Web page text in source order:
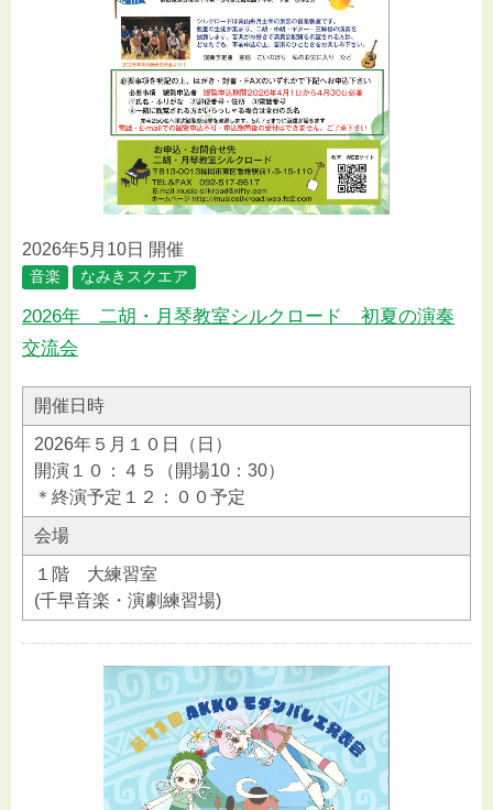
2026年5月10日 開催
音楽 なみきスクエア
2026年 二胡・月琴教室シルクロード 初夏の演奏
交流会
開催日時
2026年５月１０日（日）
開演１０：４５（開場10：30）
＊終演予定１２：００予定
会場
１階 大練習室
(千早音楽・演劇練習場)